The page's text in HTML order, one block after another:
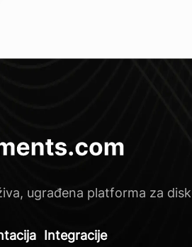
ugrađena platforma za
Integracije